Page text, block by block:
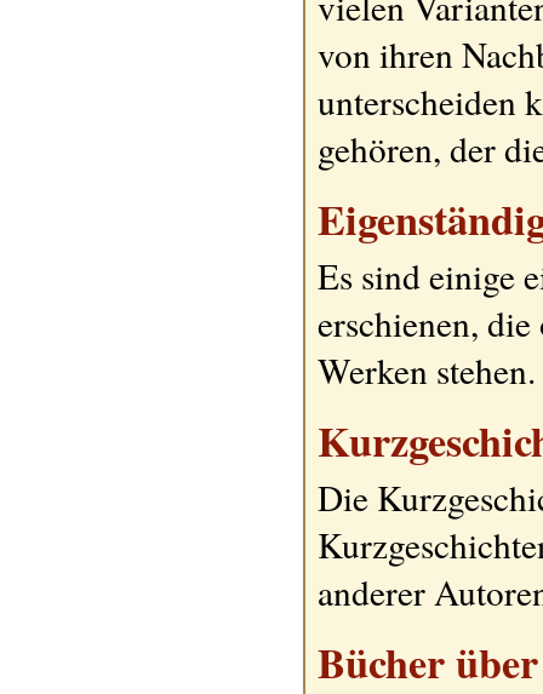
von ihren
unterscheiden
gehören, der
Es sind einige
erschienen,
Werken stehen.
Die
anderer
Bücher